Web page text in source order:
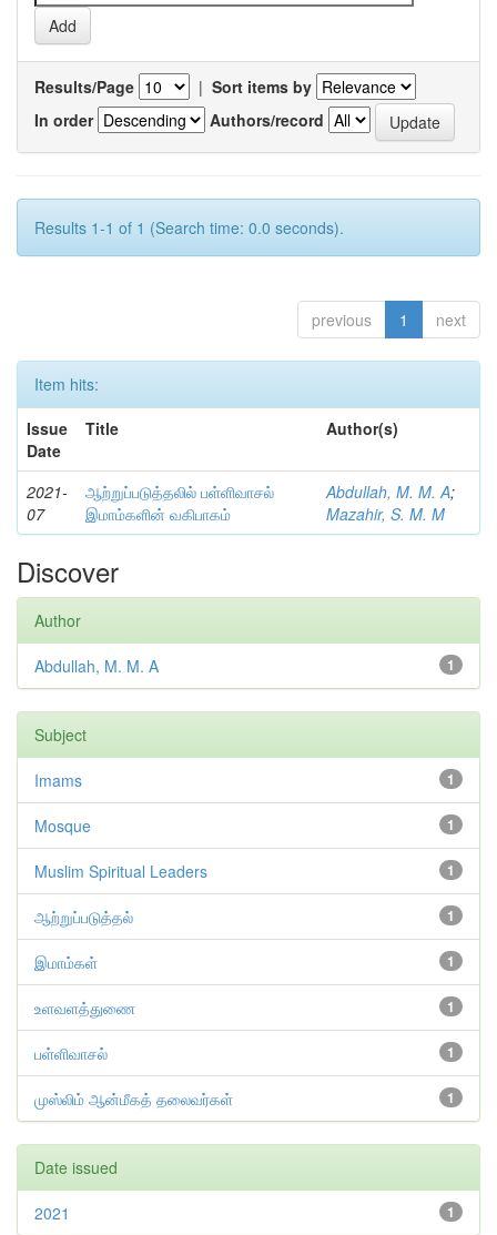
Results/Page | Sort items by
In order
Authors/record
Results 1-1 of 1 (Search time: 0.0 seconds).
previous 1 next
Item hits:
Issue
Date
Title Author(s)
2021-
07
ஆற்றுப்படுத்தலில் பள்ளிவாசல்
இமாம்களின் வகிபாகம்
Abdullah, M. M. A;
Mazahir, S. M. M
Discover
Author
1
Abdullah, M. M. A
Subject
1
Imams
1
Mosque
1
Muslim Spiritual Leaders
1
ஆற்றுப்படுத்தல்
1
இமாம்கள்
1
உளவளத்துணை
1
பள்ளிவாசல்
1
முஸ்லிம் ஆன்மீகத் தலைவர்கள்
Date issued
1
2021